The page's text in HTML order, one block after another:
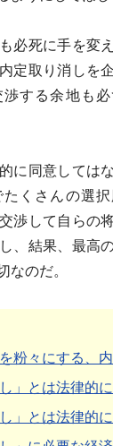
必死に手を変
定取り消しを
する余地も
に同意しては
くさんの選
渉して自らの
、結果、最高
なのだ。
粉々にする、内
」とは法律的
」とは法律的